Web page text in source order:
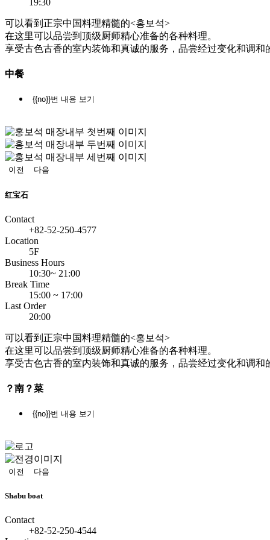
19:30
可以看到正宗中国料理精髓的<홍보석>
在这里可以品尝到顶级厨师精心准备的各种料理。
享受古色古香的室内装饰和真诚的服务，品尝经过变化和调和
中餐
{{no}}번 내용 보기
정
지
이전 다음
红宝石
Contact
+82-52-250-4577
Location
5F
Business Hours
10:30~ 21:00
Break Time
15:00 ~ 17:00
Last Order
20:00
可以看到正宗中国料理精髓的<홍보석>
在这里可以品尝到顶级厨师精心准备的各种料理。
享受古色古香的室内装饰和真诚的服务，品尝经过变化和调和
？南？菜
{{no}}번 내용 보기
정
지
이전
다음
Shabu boat
Contact
+82-52-250-4544